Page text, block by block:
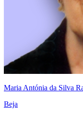
Maria Antónia da Silva
Beja